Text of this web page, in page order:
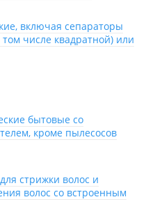
включая сепараторы
числе квадратной) или
бытовые со
кроме пылесосов
стрижки волос и
волос со встроенным